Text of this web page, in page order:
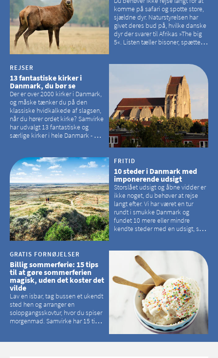
komme på safari og spotte store,
sjældne dyr. Naturstyrelsen har
givet deres bud på, hvilke danske
dyr der svarer til Afrikas »The big
5«. Listen tæller bisoner, spættede
REJSER
13 fantastiske kirker i
Danmark, du bør se
Der er over 2000 kirker i Danmark,
og måske tænker du på den
klassiske hvidkalkede af slagsen,
når du hører ordet kirke? Samvirke
har udvalgt 13 fantastiske og
særlige kirker i hele Danmark - og
hvilke kirker, der er en omvej værd
FRITID
10 steder i Danmark med
imponerende udsigt
Storslået udsigt og åbne vidder er
ikke noget, du behøver at rejse
langt efter. Vi har været en tur
rundt i smukke Danmark og
fundet 10 mere eller mindre
kendte steder med en udsigt, som
GRATIS FORNØJELSER
Billig sommerferie: 15 tips
til at gøre sommerferien
magisk, uden det koster det
vilde
Lav en isbar, tag bussen et ukendt
sted hen og arranger en
solopgangsskovtur, hvor du spiser
morgenmad. Samvirke har 15 tips